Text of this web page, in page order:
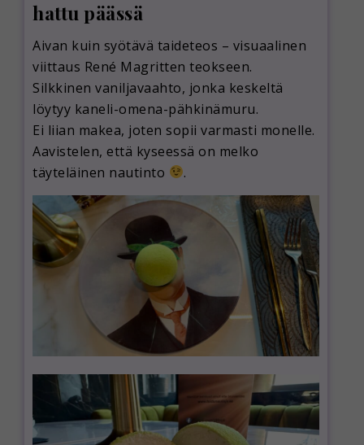
hattu päässä
Aivan kuin syötävä taideteos – visuaalinen
viittaus René Magritten teokseen.
Silkkinen vaniljavaahto, jonka keskeltä
löytyy kaneli-omena-pähkinämuru.
Ei liian makea, joten sopii varmasti monelle.
Aavistelen, että kyseessä on melko
täyteläinen nautinto
.